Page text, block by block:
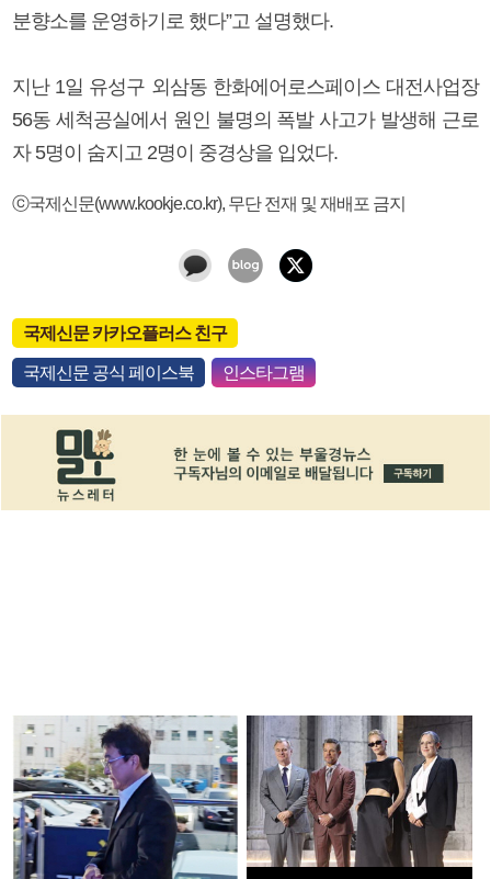
분향소를 운영하기로 했다”고 설명했다.
지난 1일 유성구 외삼동 한화에어로스페이스 대전사업장
56동 세척공실에서 원인 불명의 폭발 사고가 발생해 근로
자 5명이 숨지고 2명이 중경상을 입었다.
ⓒ국제신문(www.kookje.co.kr), 무단 전재 및 재배포 금지
국제신문 카카오플러스 친구
국제신문 공식 페이스북 인스타그램